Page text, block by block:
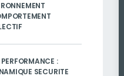
:
SECURITE